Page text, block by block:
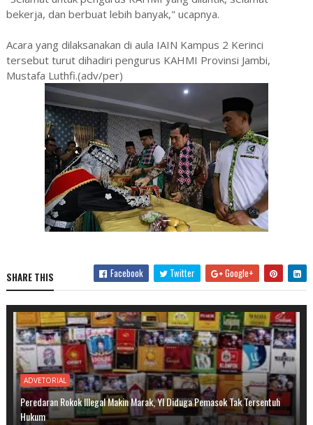
bekerja, dan berbuat lebih banyak," ucapnya.
Acara yang dilaksanakan di aula IAIN Kampus 2 Kerinci
tersebut turut dihadiri pengurus KAHMI Provinsi Jambi,
Mustafa Luthfi.(adv/per)
SHARE THIS Facebook Twitter Google+
ADVETORIAL
Peredaran Rokok Illegal Makin Marak, YI Diduga Pemasok Tak Tersentuh
Hukum